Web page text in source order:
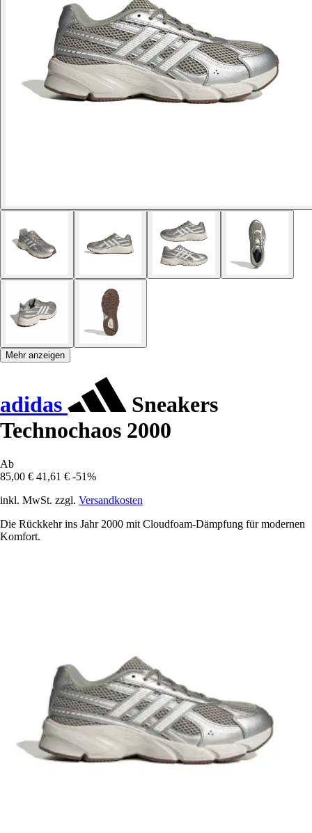
Mehr anzeigen
adidas
Sneakers
Technochaos 2000
Ab
85,00 € 41,61 € -51%
inkl. MwSt. zzgl. Versandkosten
Die Rückkehr ins Jahr 2000 mit Cloudfoam-Dämpfung für modernen
Komfort.